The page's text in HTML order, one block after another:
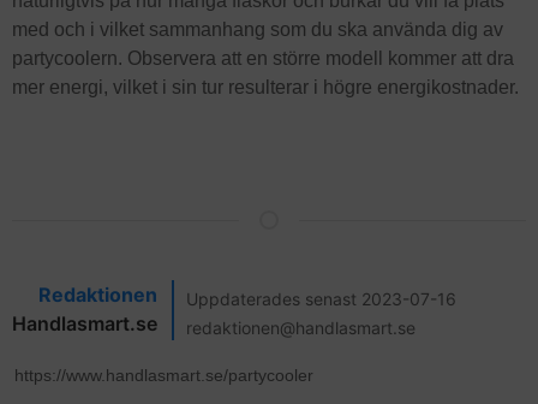
med och i vilket sammanhang som du ska använda dig av
partycoolern. Observera att en större modell kommer att dra
mer energi, vilket i sin tur resulterar i högre energikostnader.
Redaktionen
Handlasmart.se
Uppdaterades senast 2023-07-16
redaktionen@handlasmart.se